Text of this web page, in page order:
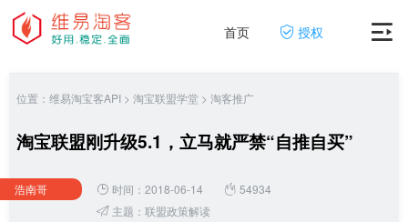
首页 授权
位置： 维易淘宝客API > 淘宝联盟学堂 > 淘客推广
淘宝联盟刚升级5.1，立马就严禁“自推自买”
浩南哥 时间：2018-06-14
54934
主题： 联盟政策解读